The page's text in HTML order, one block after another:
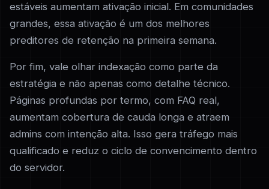
estáveis aumentam ativação inicial. Em comunidades
grandes, essa ativação é um dos melhores
preditores de retenção na primeira semana.
Por fim, vale olhar indexação como parte da
estratégia e não apenas como detalhe técnico.
Páginas profundas por termo, com FAQ real,
aumentam cobertura de cauda longa e atraem
admins com intenção alta. Isso gera tráfego mais
qualificado e reduz o ciclo de convencimento dentro
do servidor.